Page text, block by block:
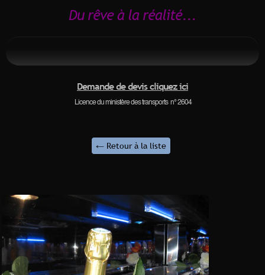
Du rêve à la réalité...
Demande de devis cliquez ici
Licence duministère des transports n° 2604
← Retour à la liste